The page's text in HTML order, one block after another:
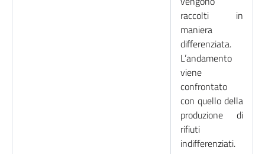
raccolti in
maniera
differenziata.
L’andamento
viene
confrontato
con quello della
produzione di
rifiuti
indifferenziati.